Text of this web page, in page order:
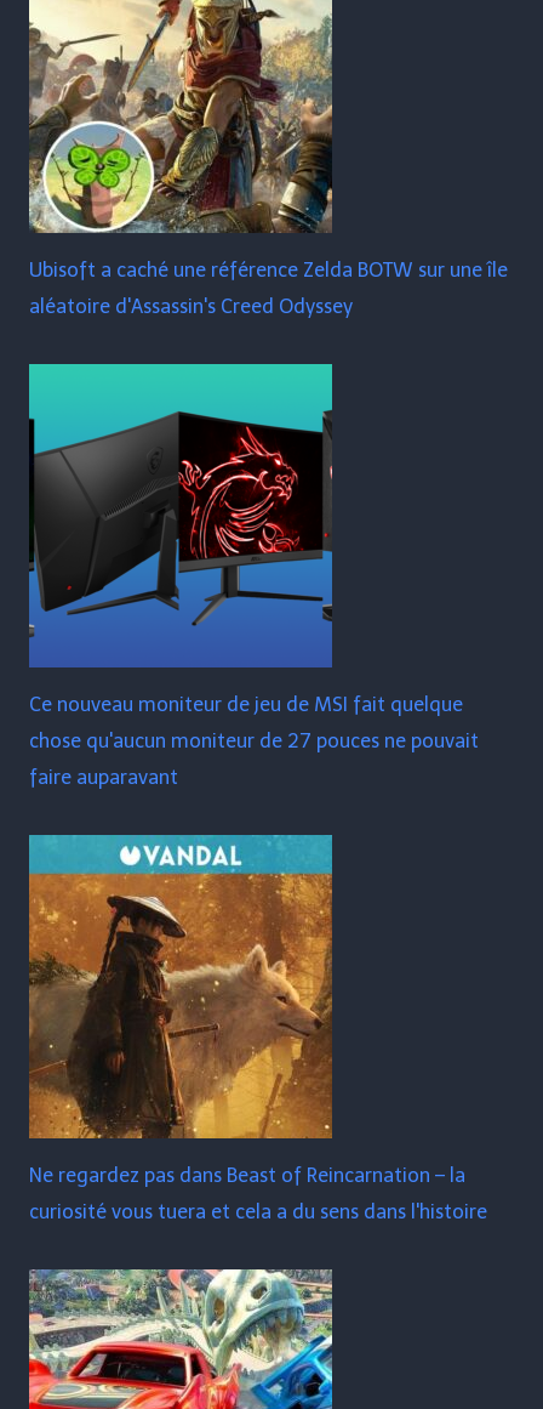
Ubisoft a caché une référence Zelda BOTW sur une île
aléatoire d'Assassin's Creed Odyssey
Ce nouveau moniteur de jeu de MSI fait quelque
chose qu'aucun moniteur de 27 pouces ne pouvait
faire auparavant
Ne regardez pas dans Beast of Reincarnation – la
curiosité vous tuera et cela a du sens dans l'histoire